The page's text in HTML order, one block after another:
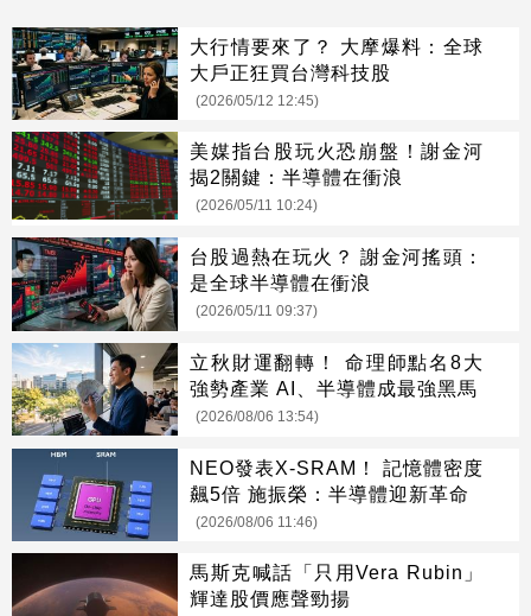
大行情要來了？ 大摩爆料：全球
大戶正狂買台灣科技股
(2026/05/12 12:45)
美媒指台股玩火恐崩盤！謝金河
揭2關鍵：半導體在衝浪
(2026/05/11 10:24)
台股過熱在玩火？ 謝金河搖頭：
是全球半導體在衝浪
(2026/05/11 09:37)
立秋財運翻轉！ 命理師點名8大
強勢產業 AI、半導體成最強黑馬
(2026/08/06 13:54)
NEO發表X-SRAM！ 記憶體密度
飆5倍 施振榮：半導體迎新革命
(2026/08/06 11:46)
馬斯克喊話「只用Vera Rubin」
輝達股價應聲勁揚